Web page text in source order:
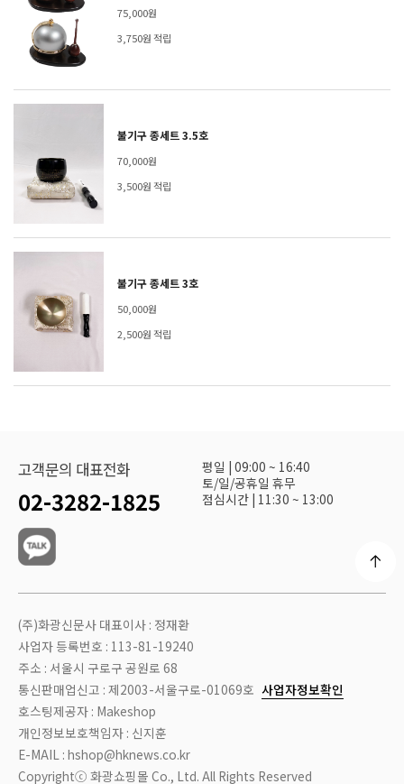
75,000원
3,750원 적립
불기구 종세트 3.5호
70,000원
3,500원 적립
불기구 종세트 3호
50,000원
2,500원 적립
고객문의 대표전화
02-3282-1825
평일 | 09:00 ~ 16:40
토/일/공휴일 휴무
점심시간 | 11:30 ~ 13:00
(주)화광신문사 대표이사 : 정재환
사업자 등록번호 : 113-81-19240
주소 : 서울시 구로구 공원로 68
통신판매업신고 : 제2003-서울구로-01069호 사업자정보확인
호스팅제공자 : Makeshop
개인정보보호책임자 : 신지훈
E-MAIL : hshop@hknews.co.kr
Copyrightⓒ 화광쇼핑몰 Co., Ltd. All Rights Reserved